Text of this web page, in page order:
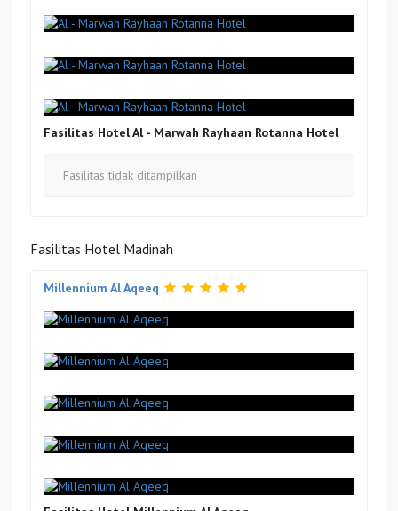
Fasilitas Hotel Al - Marwah Rayhaan Rotanna Hotel
Fasilitas tidak ditampilkan
Fasilitas Hotel Madinah
Millennium Al Aqeeq